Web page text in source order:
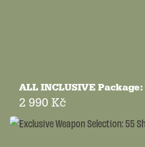
ALL INCLUSIVE Package:
2 990 Kč